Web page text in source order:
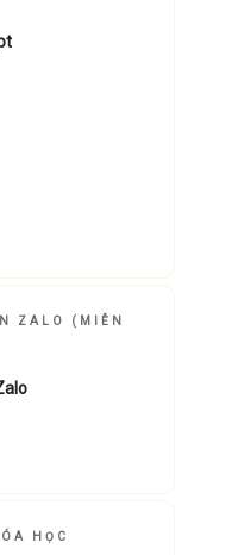
ZALO (MIỄN
HỌC